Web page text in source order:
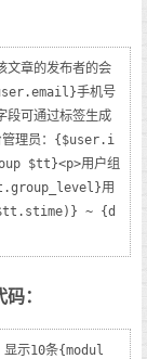
章的发布者的会
手机号
可通过标签生成
管理员：{$user.i
$tt}<p>用户组
用
~ {d
：
显示10条{modul